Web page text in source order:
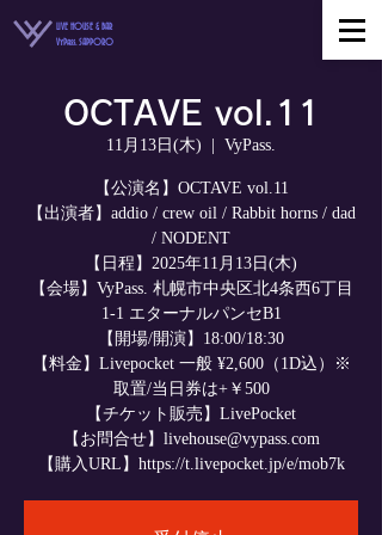
LIVE HOUSE & BAR
VyPass. SAPPORO
OCTAVE vol.11
11月13日(木) VyPass.
【公演名】OCTAVE vol.11
【出演者】addio / crew oil / Rabbit horns / dad
/ NODENT
【日程】2025年11月13日(木)
【会場】VyPass. 札幌市中央区北4条西6丁目
1-1 エターナルパンセB1
【開場/開演】18:00/18:30
【料金】Livepocket 一般 ¥2,600（1D込）※
取置/当日券は+￥500
【チケット販売】LivePocket
【お問合せ】livehouse@vypass.com
【購入URL】https://t.livepocket.jp/e/mob7k